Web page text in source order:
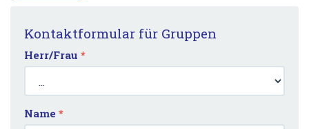
Kontaktformular für Gruppen
Herr/Frau *
Name *